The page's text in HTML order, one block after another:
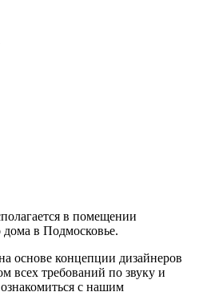
в помещении
дома в Подмосковье.
основе концепции дизайнеров
всех требований по звуку и
с нашим